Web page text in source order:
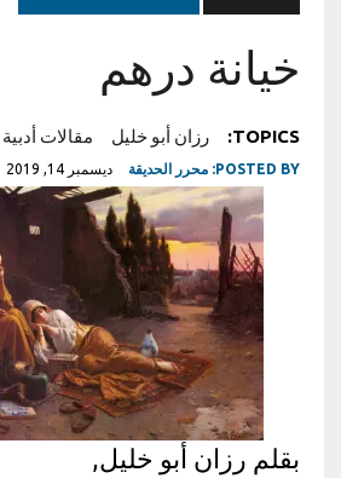
خيانة درهم
TOPICS: رزان أبو خليل مقالات أدبية
POSTED BY: محرر الحديقة ديسمبر 14, 2019
بقلم رزان أبو خليل,